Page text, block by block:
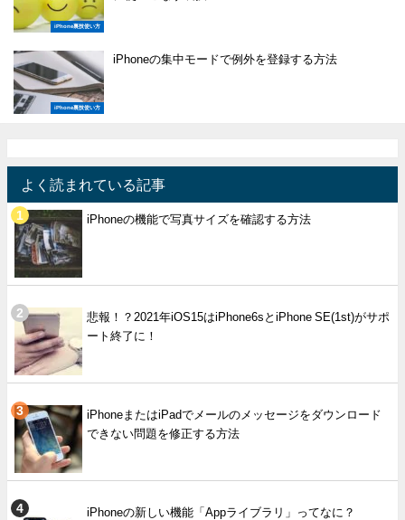
iPhone裏技使い方
iPhone裏技使い方
iPhoneの集中モードで例外を登録する方法
よく読まれている記事
iPhoneの機能で写真サイズを確認する方法
悲報！？2021年iOS15はiPhone6sとiPhone SE(1st)がサポ
ート終了に！
iPhoneまたはiPadでメールのメッセージをダウンロード
できない問題を修正する方法
iPhoneの新しい機能「Appライブラリ」ってなに？